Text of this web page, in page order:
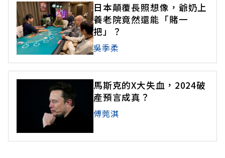
日本顛覆長照想像，爺奶上
養老院竟然還能「賭一
把」？
吳季柔
馬斯克的X大失血，2024破
產預言成真？
傅莞淇